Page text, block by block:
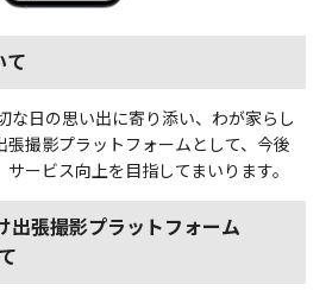
て
な日の思い出に寄り添い、わが家らし
張撮影プラットフォームとして、今後
ービス向上を目指してまいります。
出張撮影プラットフォーム